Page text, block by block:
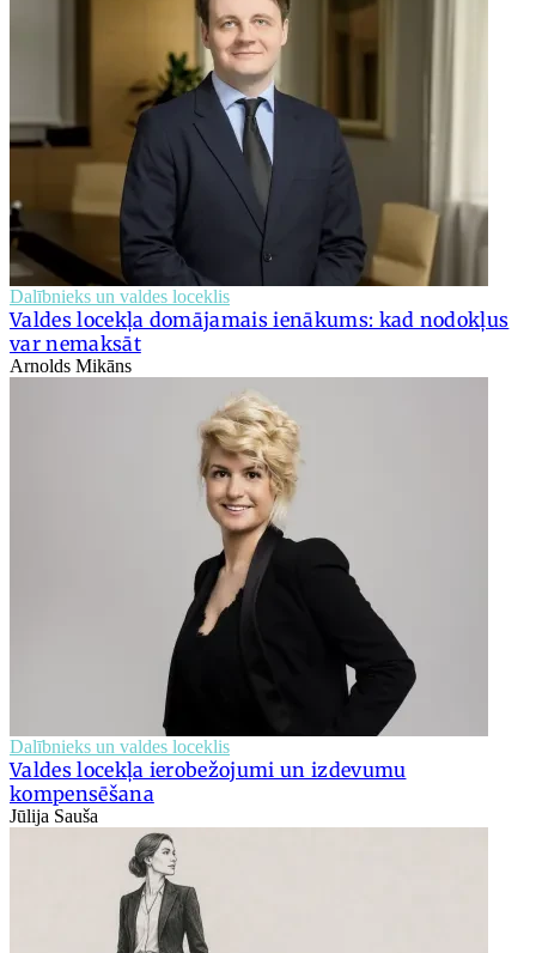
Dalībnieks un valdes loceklis
Valdes locekļa domājamais ienākums: kad nodokļus
var nemaksāt
Arnolds Mikāns
Dalībnieks un valdes loceklis
Valdes locekļa ierobežojumi un izdevumu
kompensēšana
Jūlija Sauša